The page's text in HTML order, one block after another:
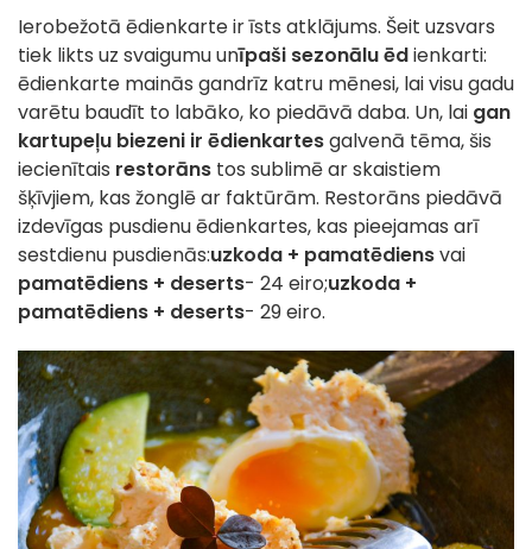
Ierobežotā ēdienkarte ir īsts atklājums. Šeit uzsvars
tiek likts uz svaigumu unīpaši sezonālu ēdienkarti:
ēdienkarte mainās gandrīz katru mēnesi, lai visu gadu
varētu baudīt to labāko, ko piedāvā daba. Un, lai gan
kartupeļu biezeni ir ēdienkartesgalvenā tēma, šis
iecienītais restorāns tos sublimē ar skaistiem
šķīvjiem, kas žonglē ar faktūrām. Restorāns piedāvā
izdevīgas pusdienu ēdienkartes, kas pieejamas arī
sestdienu pusdienās:uzkoda + pamatēdiensvai
pamatēdiens + deserts- 24 eiro;uzkoda +
pamatēdiens + deserts- 29 eiro.